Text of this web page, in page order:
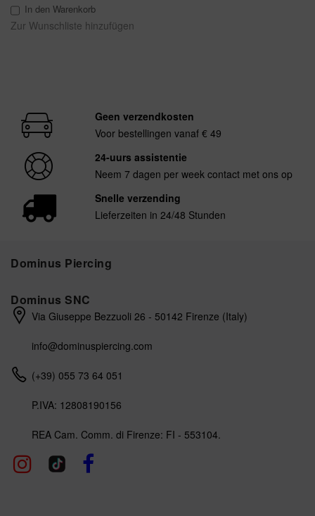
In den Warenkorb
Zur Wunschliste hinzufügen
Geen verzendkosten
Voor bestellingen vanaf € 49
24-uurs assistentie
Neem 7 dagen per week contact met ons op
Snelle verzending
Lieferzeiten in 24/48 Stunden
Dominus Piercing
Dominus SNC
Via Giuseppe Bezzuoli 26 - 50142 Firenze (Italy)
info@dominuspiercing.com
(+39) 055 73 64 051
P.IVA: 12808190156
REA Cam. Comm. di Firenze: FI - 553104.